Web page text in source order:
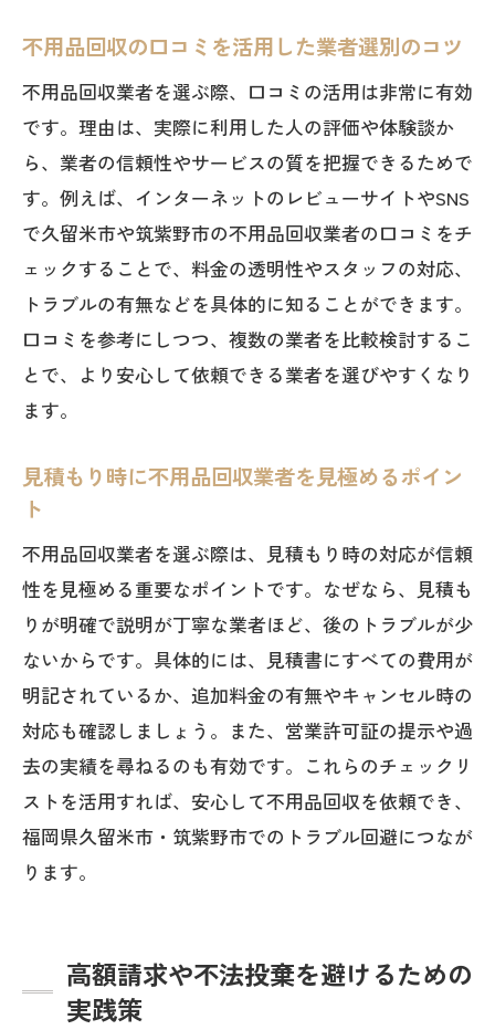
不用品回収の口コミを活用した業者選別のコツ
不用品回収業者を選ぶ際、口コミの活用は非常に有効
です。理由は、実際に利用した人の評価や体験談か
ら、業者の信頼性やサービスの質を把握できるためで
す。例えば、インターネットのレビューサイトやSNS
で久留米市や筑紫野市の不用品回収業者の口コミをチ
ェックすることで、料金の透明性やスタッフの対応、
トラブルの有無などを具体的に知ることができます。
口コミを参考にしつつ、複数の業者を比較検討するこ
とで、より安心して依頼できる業者を選びやすくなり
ます。
見積もり時に不用品回収業者を見極めるポイン
ト
不用品回収業者を選ぶ際は、見積もり時の対応が信頼
性を見極める重要なポイントです。なぜなら、見積も
りが明確で説明が丁寧な業者ほど、後のトラブルが少
ないからです。具体的には、見積書にすべての費用が
明記されているか、追加料金の有無やキャンセル時の
対応も確認しましょう。また、営業許可証の提示や過
去の実績を尋ねるのも有効です。これらのチェックリ
ストを活用すれば、安心して不用品回収を依頼でき、
福岡県久留米市・筑紫野市でのトラブル回避につなが
ります。
高額請求や不法投棄を避けるための
実践策